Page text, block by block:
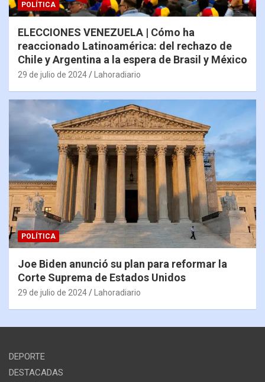
POLÍTICA
ELECCIONES VENEZUELA | Cómo ha
reaccionado Latinoamérica: del rechazo de
Chile y Argentina a la espera de Brasil y México
29 de julio de 2024 Lahoradiario
POLÍTICA
Joe Biden anunció su plan para reformar la
Corte Suprema de Estados Unidos
29 de julio de 2024 Lahoradiario
DEPORTE
DESTACADAS